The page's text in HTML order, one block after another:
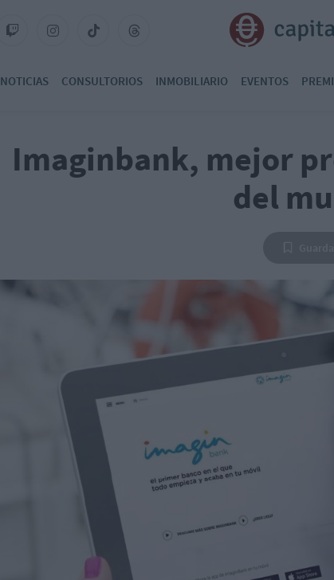
NOTICIAS CONSULTORIOS INMOBILIARIO EVENTOS
Imaginbank, mejor
del